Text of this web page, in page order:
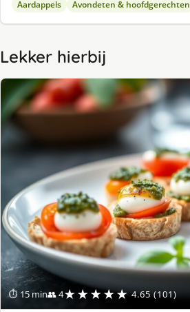
Aardappels Avondeten & hoofdgerechten
Lekker hierbij
⏱ 15 min👥 4★★★★★ 4.65 (101)